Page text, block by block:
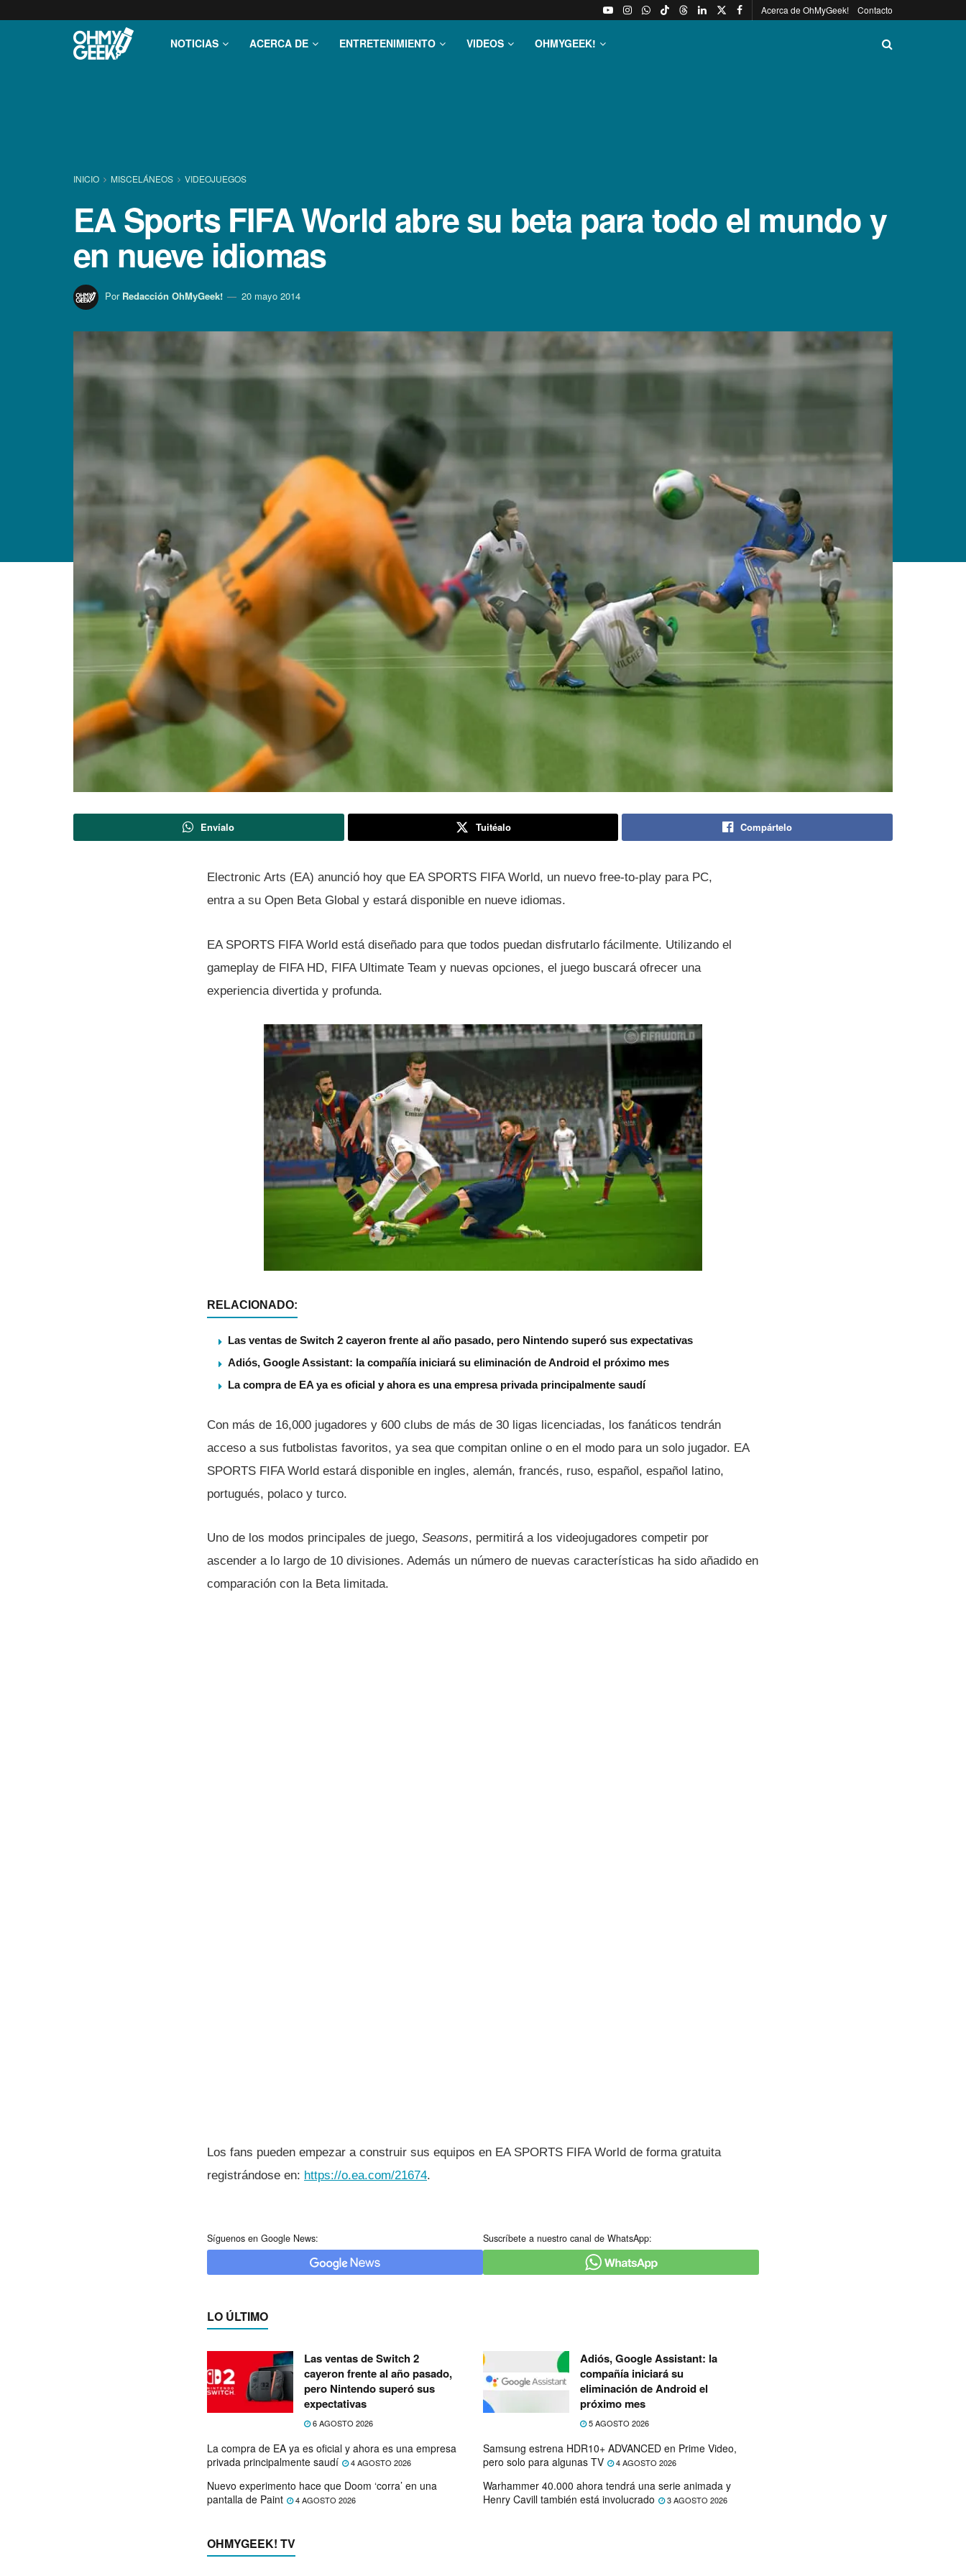
Acerca de OhMyGeek! Contacto
NOTICIAS ACERCA DE ENTRETENIMIENTO VIDEOS OHMYGEEK!
INICIO MISCELÁNEOS VIDEOJUEGOS
EA Sports FIFA World abre su beta para todo el mundo y
en nueve idiomas
Por Redacción OhMyGeek! 20 mayo 2014
Envíalo Tuitéalo Compártelo
Electronic Arts (EA) anunció hoy que EA SPORTS FIFA World, un nuevo free-to-play para PC,
entra a su Open Beta Global y estará disponible en nueve idiomas.
EA SPORTS FIFA World está diseñado para que todos puedan disfrutarlo fácilmente. Utilizando el
gameplay de FIFA HD, FIFA Ultimate Team y nuevas opciones, el juego buscará ofrecer una
experiencia divertida y profunda.
RELACIONADO:
Las ventas de Switch 2 cayeron frente al año pasado, pero Nintendo superó sus expectativas
Adiós, Google Assistant: la compañía iniciará su eliminación de Android el próximo mes
La compra de EA ya es oficial y ahora es una empresa privada principalmente saudí
Con más de 16,000 jugadores y 600 clubs de más de 30 ligas licenciadas, los fanáticos tendrán
acceso a sus futbolistas favoritos, ya sea que compitan online o en el modo para un solo jugador. EA
SPORTS FIFA World estará disponible en ingles, alemán, francés, ruso, español, español latino,
portugués, polaco y turco.
Uno de los modos principales de juego, Seasons, permitirá a los videojugadores competir por
ascender a lo largo de 10 divisiones. Además un número de nuevas caracterí­sticas ha sido añadido en
comparación con la Beta limitada.
Los fans pueden empezar a construir sus equipos en EA SPORTS FIFA World de forma gratuita
registrándose en: https://o.ea.com/21674.
Síguenos en Google News: Suscríbete a nuestro canal de WhatsApp:
LO ÚLTIMO
Las ventas de Switch 2
cayeron frente al año pasado,
pero Nintendo superó sus
expectativas
6 AGOSTO 2026
Adiós, Google Assistant: la
compañía iniciará su
eliminación de Android el
próximo mes
5 AGOSTO 2026
La compra de EA ya es oficial y ahora es una empresa
privada principalmente saudí
4 AGOSTO 2026
Samsung estrena HDR10+ ADVANCED en Prime Video,
pero solo para algunas TV
4 AGOSTO 2026
Nuevo experimento hace que Doom ‘corra’ en una
pantalla de Paint
4 AGOSTO 2026
Warhammer 40.000 ahora tendrá una serie animada y
Henry Cavill también está involucrado
3 AGOSTO 2026
OHMYGEEK! TV